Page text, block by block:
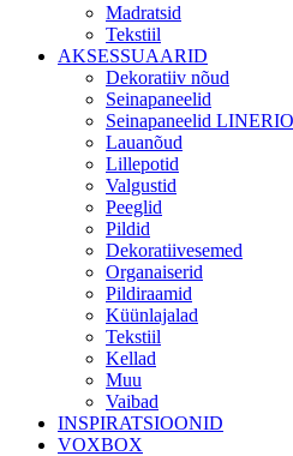
Madratsid
Tekstiil
AKSESSUAARID
Dekoratiiv nõud
Seinapaneelid
Seinapaneelid LINERIO
Lauanõud
Lillepotid
Valgustid
Peeglid
Pildid
Dekoratiivesemed
Organaiserid
Pildiraamid
Küünlajalad
Tekstiil
Kellad
Muu
Vaibad
INSPIRATSIOONID
VOXBOX